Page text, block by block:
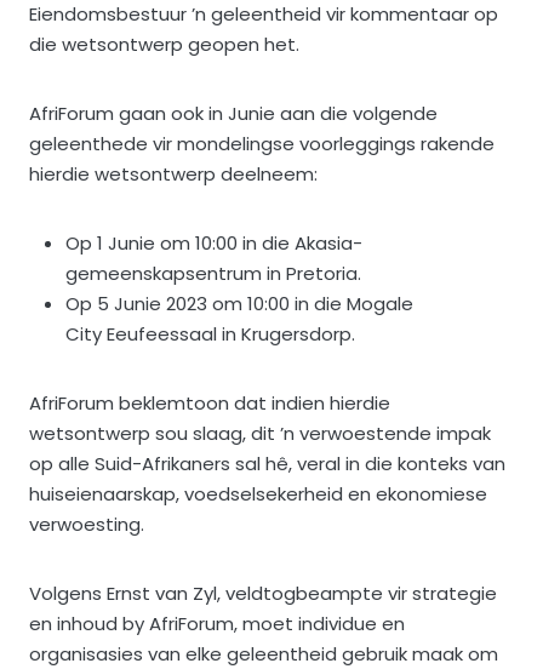
Eiendomsbestuur ’n geleentheid vir kommentaar op
die wetsontwerp geopen het.
AfriForum gaan ook in Junie aan die volgende
geleenthede vir mondelingse voorleggings rakende
hierdie wetsontwerp deelneem:
Op 1 Junie om 10:00 in die Akasia-
gemeenskapsentrum in Pretoria.
Op 5 Junie 2023 om 10:00 in die Mogale
City Eeufeessaal in Krugersdorp.
AfriForum beklemtoon dat indien hierdie
wetsontwerp sou slaag, dit ’n verwoestende impak
op alle Suid-Afrikaners sal hê, veral in die konteks van
huiseienaarskap, voedselsekerheid en ekonomiese
verwoesting.
Volgens Ernst van Zyl, veldtogbeampte vir strategie
en inhoud by AfriForum, moet individue en
organisasies van elke geleentheid gebruik maak om